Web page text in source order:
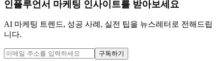
인플루언서 마케팅 인사이트를 받아보세요
AI 마케팅 트렌드, 성공 사례, 실전 팁을 뉴스레터로 전해드립
니다.
구독하기